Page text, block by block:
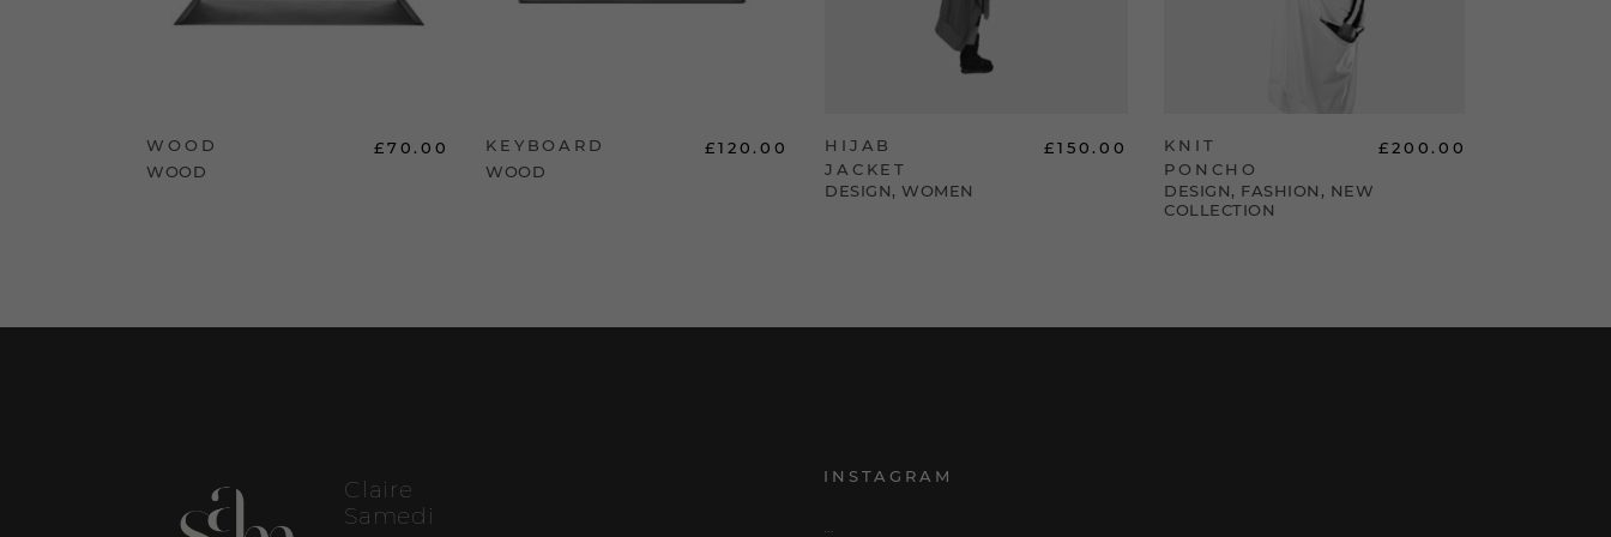
WOOD £70.00
WOOD
KEYBOARD £120.00
WOOD
HIJAB
JACKET
£150.00
DESIGN,WOMEN
KNIT
PONCHO
£200.00
DESIGN, FASHION , NEW
COLLECTION
Claire
Samedi
INSTAGRAM
…